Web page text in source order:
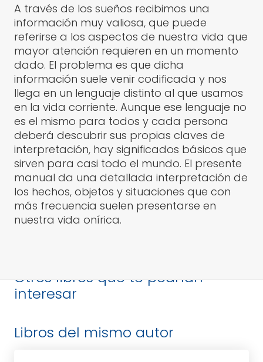
A través de los sueños recibimos una
información muy valiosa, que puede
referirse a los aspectos de nuestra vida que
mayor atención requieren en un momento
dado. El problema es que dicha
información suele venir codificada y nos
llega en un lenguaje distinto al que usamos
en la vida corriente. Aunque ese lenguaje no
es el mismo para todos y cada persona
deberá descubrir sus propias claves de
interpretación, hay significados básicos que
sirven para casi todo el mundo. El presente
manual da una detallada interpretación de
los hechos, objetos y situaciones que con
más frecuencia suelen presentarse en
nuestra vida onírica.
Otros libros que te podrían
interesar
Libros del mismo autor